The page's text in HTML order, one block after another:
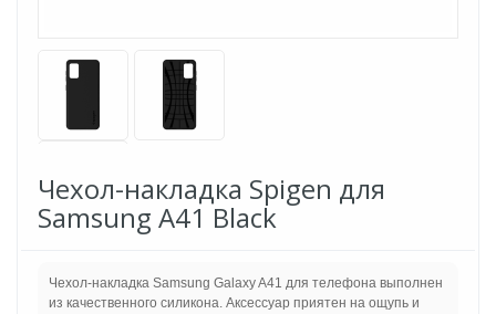
Чехол-накладка Spigen для
Samsung A41 Black
Чехол-накладка Samsung Galaxy A41 для телефона выполнен
из качественного силикона. Аксессуар приятен на ощупь и